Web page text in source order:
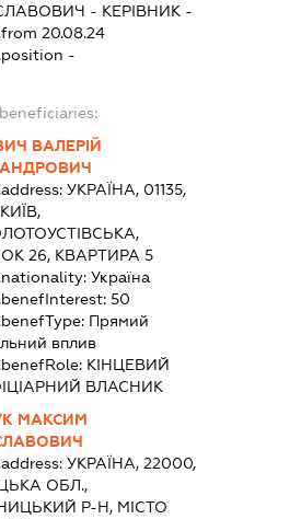
- КЕРІВНИК -
20.08.24
-
ВАЛЕРІЙ
УКРАЇНА, 01135,
26, КВАРТИРА 5
Україна
50
Прямий
вплив
КІНЦЕВИЙ
ВЛАСНИК
МАКСИМ
УКРАЇНА, 22000,
ОБЛ.,
Р-Н, МІСТО